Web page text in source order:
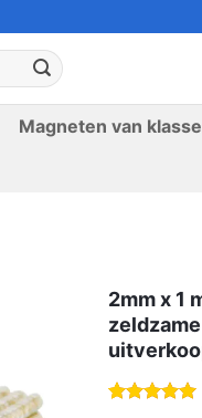
Magneten van
2mm x 1